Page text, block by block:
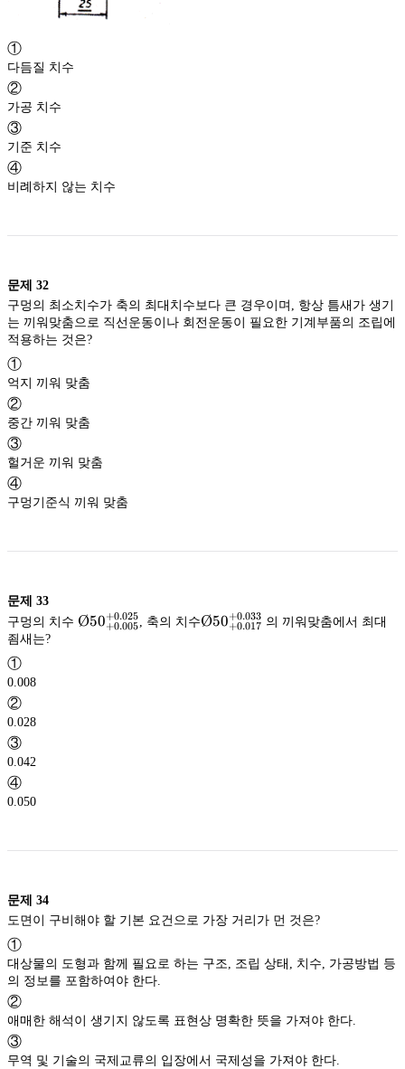
①
다듬질 치수
②
가공 치수
③
기준 치수
④
비례하지 않는 치수
문제 32
구멍의 최소치수가 축의 최대치수보다 큰 경우이며, 항상 틈새가 생기
는 끼워맞춤으로 직선운동이나 회전운동이 필요한 기계부품의 조립에
①
억지 끼워 맞춤
②
중간 끼워 맞춤
③
헐거운 끼워 맞춤
④
구멍기준식 끼워 맞춤
문제 33
구멍의 치수 Ø50^{+0.025}_{+0.005}
Ø50+0.005
+0.025 , 축의 치수Ø50^{+0.033}_{+0.017}
Ø50+0.017
+0.033 의 끼워맞춤에서 최대
죔새는?
①
0.008
②
0.028
③
0.042
④
0.050
문제 34
①
대상물의 도형과 함께 필요로 하는 구조, 조립 상태, 치수, 가공방법 등
의 정보를 포함하여야 한다.
②
애매한 해석이 생기지 않도록 표현상 명확한 뜻을 가져야 한다.
③
무역 및 기술의 국제교류의 입장에서 국제성을 가져야 한다.